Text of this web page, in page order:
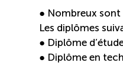
● Nombreux sont
Les diplômes
● Diplôme
● Diplôme en